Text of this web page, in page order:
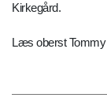
Kirkegård.
Læs oberst Tommy